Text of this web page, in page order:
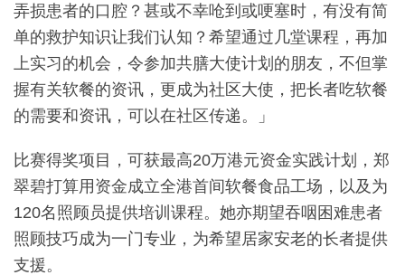
弄损患者的口腔？甚或不幸呛到或哽塞时，有没有简
单的救护知识让我们认知？希望通过几堂课程，再加
上实习的机会，令参加共膳大使计划的朋友，不但掌
握有关软餐的资讯，更成为社区大使，把长者吃软餐
的需要和资讯，可以在社区传递。」
比赛得奖项目，可获最高20万港元资金实践计划，郑
翠碧打算用资金成立全港首间软餐食品工场，以及为
120名照顾员提供培训课程。她亦期望吞咽困难患者
照顾技巧成为一门专业，为希望居家安老的长者提供
支援。